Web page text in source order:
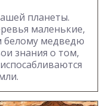
планеты.
маленькие,
белому медведю
знания о том,